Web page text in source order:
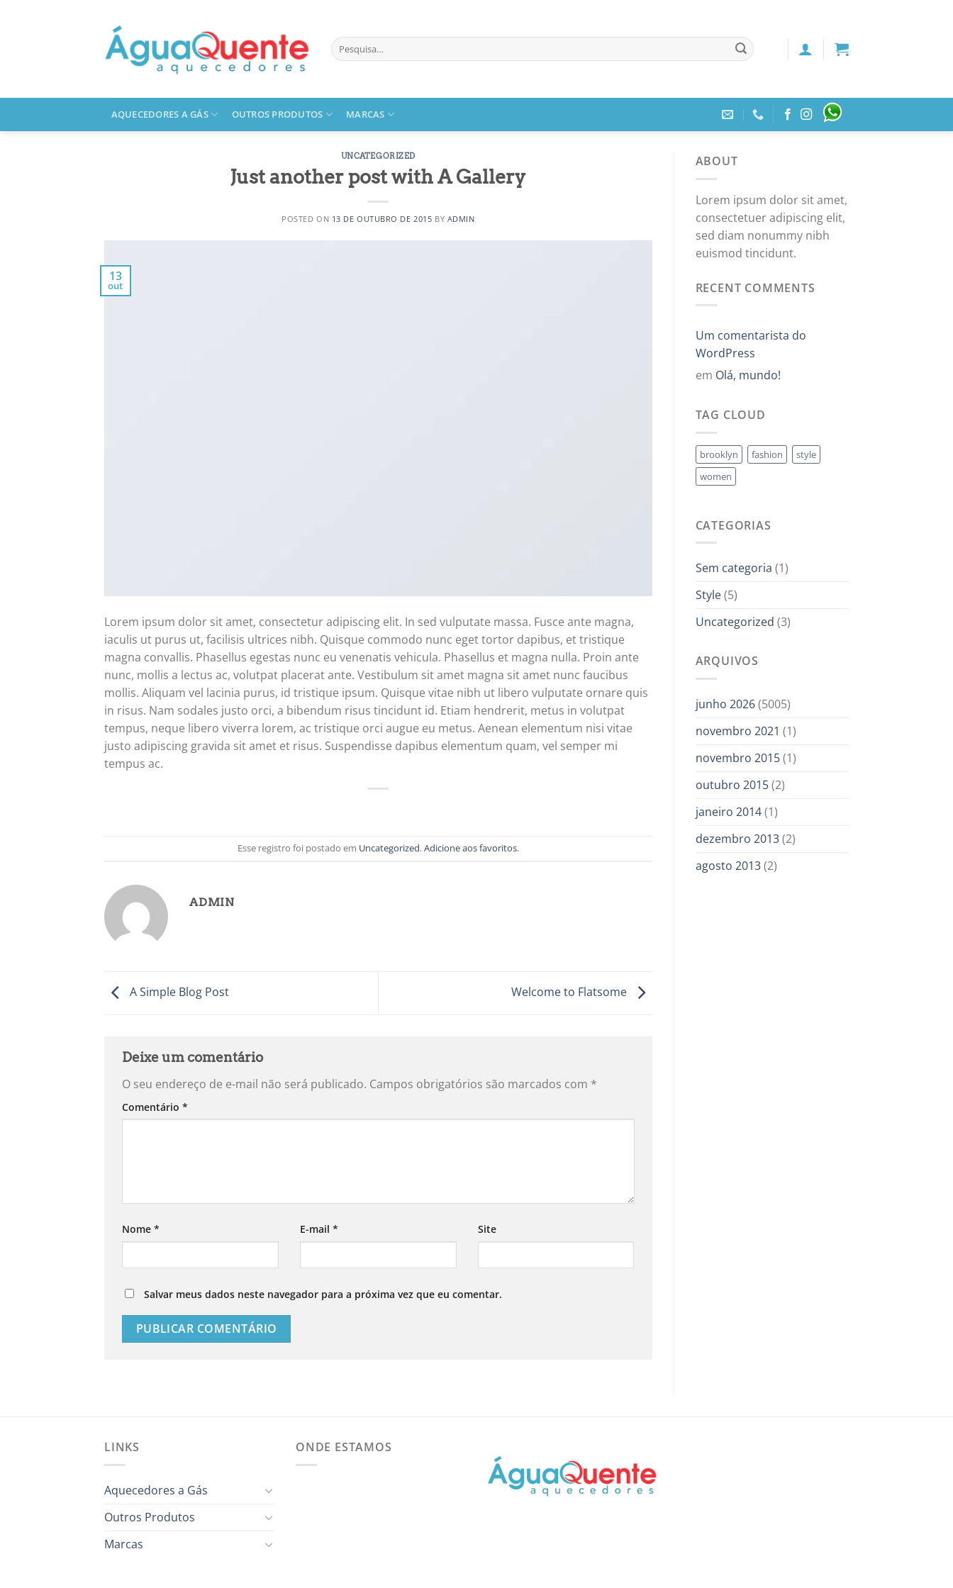
Pesquisar
por:
AQUECEDORES A GÁS OUTROS PRODUTOS MARCAS
UNCATEGORIZED
Just another post with A Gallery
POSTED ON 13 DE OUTUBRO DE 2015 BY ADMIN
13
out
Lorem ipsum dolor sit amet, consectetur adipiscing elit. In sed vulputate massa. Fusce ante magna,
iaculis ut purus ut, facilisis ultrices nibh. Quisque commodo nunc eget tortor dapibus, et tristique
magna convallis. Phasellus egestas nunc eu venenatis vehicula. Phasellus et magna nulla. Proin ante
nunc, mollis a lectus ac, volutpat placerat ante. Vestibulum sit amet magna sit amet nunc faucibus
mollis. Aliquam vel lacinia purus, id tristique ipsum. Quisque vitae nibh ut libero vulputate ornare quis
in risus. Nam sodales justo orci, a bibendum risus tincidunt id. Etiam hendrerit, metus in volutpat
tempus, neque libero viverra lorem, ac tristique orci augue eu metus. Aenean elementum nisi vitae
justo adipiscing gravida sit amet et risus. Suspendisse dapibus elementum quam, vel semper mi
tempus ac.
Esse registro foi postado em Uncategorized.Adicione aos favoritos.
ADMIN
A Simple Blog Post Welcome to Flatsome
Deixe um comentário
O seu endereço de e-mail não será publicado. Campos obrigatórios são marcados com *
Comentário *
Nome * E-mail * Site
Salvar meus dados neste navegador para a próxima vez que eu comentar.
ABOUT
Lorem ipsum dolor sit amet,
consectetuer adipiscing elit,
sed diam nonummy nibh
euismod tincidunt.
RECENT COMMENTS
Um comentarista do
WordPress
em Olá, mundo!
TAG CLOUD
brooklyn fashion
style
women
CATEGORIAS
Sem categoria (1)
Style(5)
Uncategorized (3)
ARQUIVOS
junho 2026(5005)
novembro 2021 (1)
novembro 2015(1)
outubro 2015(2)
janeiro 2014(1)
dezembro 2013(2)
agosto 2013(2)
LINKS
Aquecedores a Gás
Outros Produtos
Marcas
ONDE ESTAMOS